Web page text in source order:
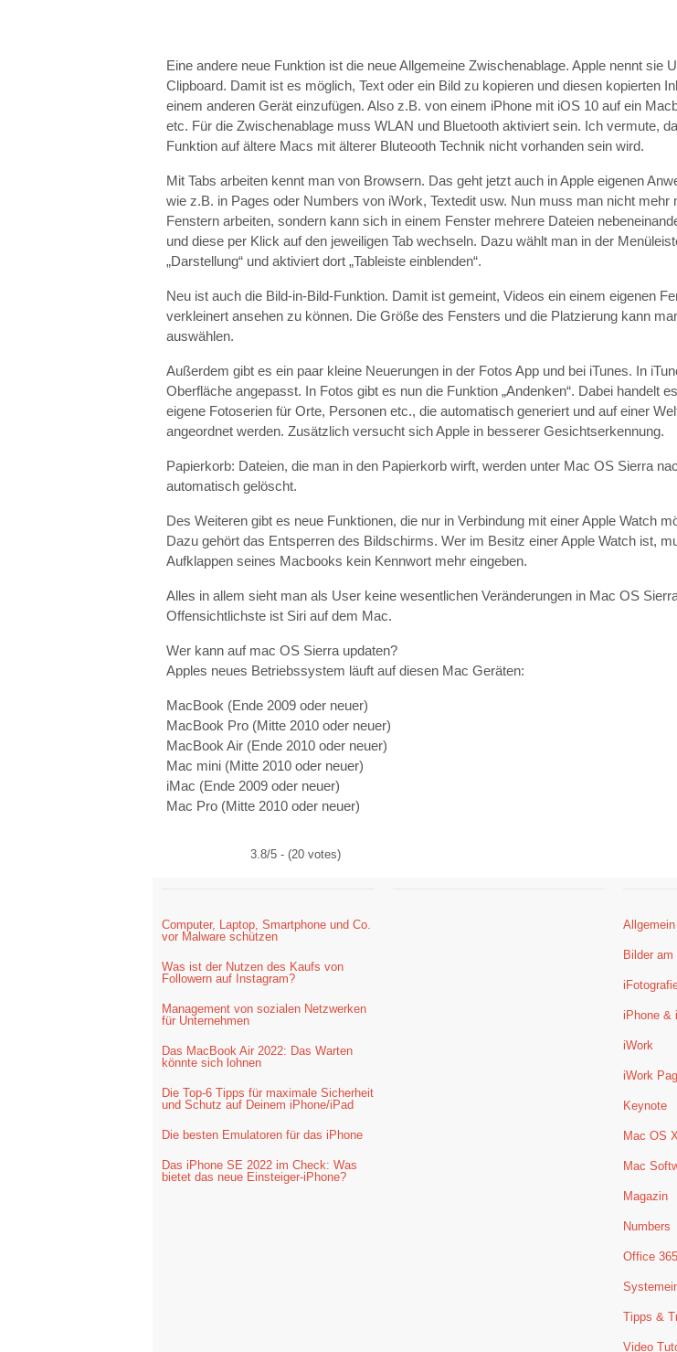
Eine andere neue Funktion ist die neue Allgemeine Zwischenablage. Apple nennt sie
Clipboard. Damit ist es möglich, Text oder ein Bild zu kopieren und diesen kopierten
einem anderen Gerät einzufügen. Also z.B. von einem iPhone mit iOS 10 auf ein
etc. Für die Zwischenablage muss WLAN und Bluetooth aktiviert sein. Ich vermute,
Funktion auf ältere Macs mit älterer Bluteooth Technik nicht vorhanden sein wird.
Mit Tabs arbeiten kennt man von Browsern. Das geht jetzt auch in Apple eigenen
wie z.B. in Pages oder Numbers von iWork, Textedit usw. Nun muss man nicht mehr
Fenstern arbeiten, sondern kann sich in einem Fenster mehrere Dateien
und diese per Klick auf den jeweiligen Tab wechseln. Dazu wählt man in der
„Darstellung“ und aktiviert dort „Tableiste einblenden“.
Neu ist auch die Bild-in-Bild-Funktion. Damit ist gemeint, Videos ein einem eigenen
verkleinert ansehen zu können. Die Größe des Fensters und die Platzierung kann
auswählen.
Außerdem gibt es ein paar kleine Neuerungen in der Fotos App und bei iTunes. In
Oberfläche angepasst. In Fotos gibt es nun die Funktion „Andenken“. Dabei handelt
eigene Fotoserien für Orte, Personen etc., die automatisch generiert und auf einer
angeordnet werden. Zusätzlich versucht sich Apple in besserer Gesichtserkennung.
Papierkorb: Dateien, die man in den Papierkorb wirft, werden unter Mac OS Sierra
automatisch gelöscht.
Des Weiteren gibt es neue Funktionen, die nur in Verbindung mit einer Apple Watch
Dazu gehört das Entsperren des Bildschirms. Wer im Besitz einer Apple Watch ist,
Aufklappen seines Macbooks kein Kennwort mehr eingeben.
Alles in allem sieht man als User keine wesentlichen Veränderungen in Mac OS
Offensichtlichste ist Siri auf dem Mac.
Wer kann auf mac OS Sierra updaten?
Apples neues Betriebssystem läuft auf diesen Mac Geräten:
MacBook (Ende 2009 oder neuer)
MacBook Pro (Mitte 2010 oder neuer)
MacBook Air (Ende 2010 oder neuer)
Mac mini (Mitte 2010 oder neuer)
iMac (Ende 2009 oder neuer)
Mac Pro (Mitte 2010 oder neuer)
3.8/5 - (20 votes)
Computer, Laptop, Smartphone und Co.
vor Malware schützen
Was ist der Nutzen des Kaufs von
Followern auf Instagram?
Management von sozialen Netzwerken
für Unternehmen
Das MacBook Air 2022: Das Warten
könnte sich lohnen
Die Top-6 Tipps für maximale Sicherheit
und Schutz auf Deinem iPhone/iPad
Die besten Emulatoren für das iPhone
Das iPhone SE 2022 im Check: Was
bietet das neue Einsteiger-iPhone?
Allgemein
Bilder am
iPhone &
iWork
iWork
Keynote
Mac OS
Mac
Magazin
Numbers
Office
Tipps &
Video